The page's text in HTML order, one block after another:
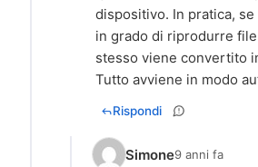
dispositivo. In pratica,
in grado di riprodurre file
stesso viene convertito
Tutto avviene in modo
Rispondi
Simone9 anni fa